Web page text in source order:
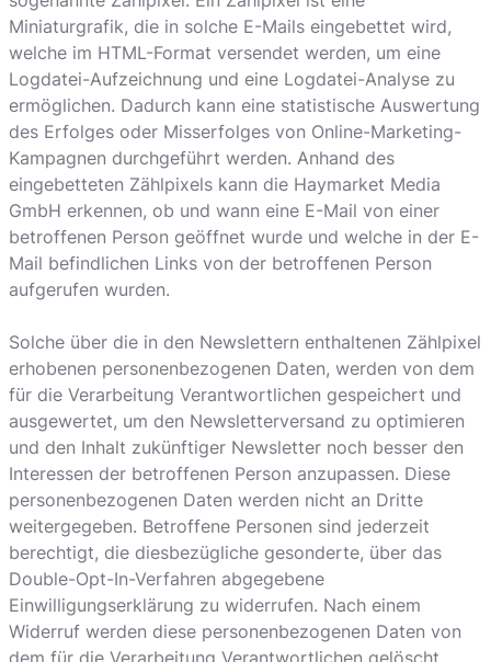
Miniaturgrafik, die in solche E-Mails eingebettet wird,
welche im HTML-Format versendet werden, um eine
Logdatei-Aufzeichnung und eine Logdatei-Analyse zu
ermöglichen. Dadurch kann eine statistische Auswertung
des Erfolges oder Misserfolges von Online-Marketing-
Kampagnen durchgeführt werden. Anhand des
eingebetteten Zählpixels kann die Haymarket Media
GmbH erkennen, ob und wann eine E-Mail von einer
betroffenen Person geöffnet wurde und welche in der E-
Mail befindlichen Links von der betroffenen Person
aufgerufen wurden.
Solche über die in den Newslettern enthaltenen Zählpixel
erhobenen personenbezogenen Daten, werden von dem
für die Verarbeitung Verantwortlichen gespeichert und
ausgewertet, um den Newsletterversand zu optimieren
und den Inhalt zukünftiger Newsletter noch besser den
Interessen der betroffenen Person anzupassen. Diese
personenbezogenen Daten werden nicht an Dritte
weitergegeben. Betroffene Personen sind jederzeit
berechtigt, die diesbezügliche gesonderte, über das
Double-Opt-In-Verfahren abgegebene
Einwilligungserklärung zu widerrufen. Nach einem
Widerruf werden diese personenbezogenen Daten von
dem für die Verarbeitung Verantwortlichen gelöscht.